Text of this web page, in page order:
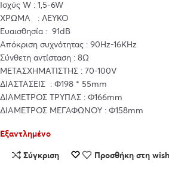
Ισχύς W : 1,5-6W
ΧΡΩΜΑ : ΛΕΥΚΟ
Ευαισθησία : 91dB
Απόκριση συχνότητας : 90Hz-16KHz
Σύνθετη αντίσταση : 8Ω
ΜΕΤΑΣΧΗΜΑΤΙΣΤΗΣ : 70-100V
ΔΙΑΣΤΑΣΕΙΣ : Φ198 * 55mm
ΔΙΑΜΕΤΡΟΣ ΤΡΥΠΑΣ : Φ166mm
ΔΙΑΜΕΤΡΟΣ ΜΕΓΑΦΩΝΟΥ : Φ158mm
Εξαντλημένο
Σύγκριση
Προσθήκη στη